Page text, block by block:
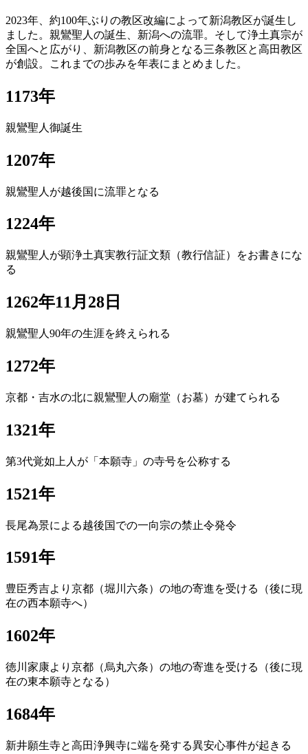
2023年、約100年ぶりの教区改編によって新潟教区が誕生し
ました。親鸞聖人の誕生、新潟への流罪。そして浄土真宗が
全国へと広がり、新潟教区の前身となる三条教区と高田教区
が創設。これまでの歩みを年表にまとめました。
1173年
親鸞聖人御誕生
1207年
親鸞聖人が越後国に流罪となる
1224年
親鸞聖人が顕浄土真実教行証文類（教行信証）をお書きにな
る
1262年11月28日
親鸞聖人90年の生涯を終えられる
1272年
京都・吉水の北に親鸞聖人の廟堂（お墓）が建てられる
1321年
第3代覚如上人が「本願寺」の寺号を公称する
1521年
長尾為景による越後国での一向宗の禁止令発令
1591年
豊臣秀吉より京都（堀川六条）の地の寄進を受ける（後に現
在の西本願寺へ）
1602年
徳川家康より京都（烏丸六条）の地の寄進を受ける（後に現
在の東本願寺となる）
1684年
新井願生寺と高田浄興寺に端を発する異安心事件が起きる